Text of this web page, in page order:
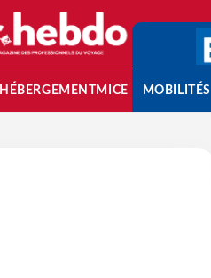
HÉBERGEMENTMICE MOBILITÉS